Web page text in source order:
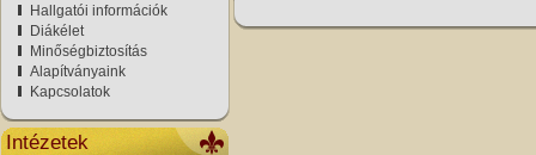
Hallgatói információk
Diákélet
Minőségbiztosítás
Alapítványaink
Kapcsolatok
Intézetek